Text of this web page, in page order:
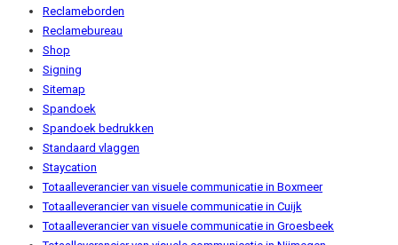
Reclameborden
Reclamebureau
Shop
Signing
Sitemap
Spandoek
Spandoek bedrukken
Standaard vlaggen
Staycation
Totaalleverancier van visuele communicatie in Boxmeer
Totaalleverancier van visuele communicatie in Cuijk
Totaalleverancier van visuele communicatie in Groesbeek